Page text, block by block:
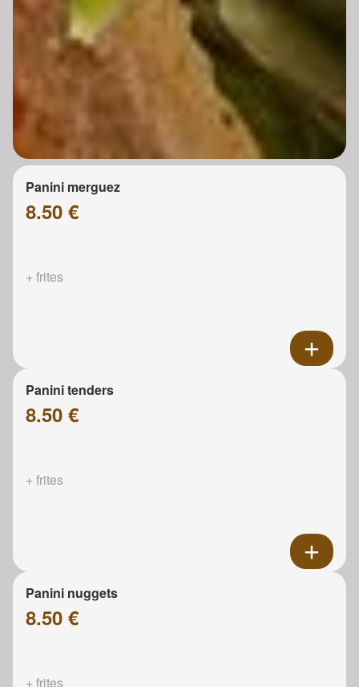
Panini merguez
8.50 €
+ frites
Panini tenders
8.50 €
+ frites
Panini nuggets
8.50 €
+ frites